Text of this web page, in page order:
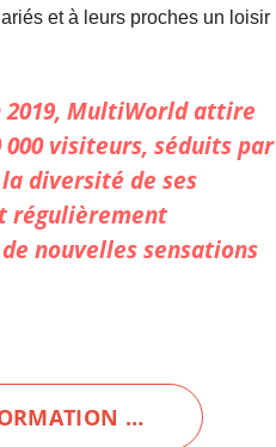
et à leurs proches un loisir
2019, MultiWorld attire
000 visiteurs, séduits par
diversité de ses
régulièrement
nouvelles sensations
…